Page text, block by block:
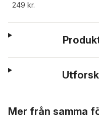
249 kr.
Mer från samma